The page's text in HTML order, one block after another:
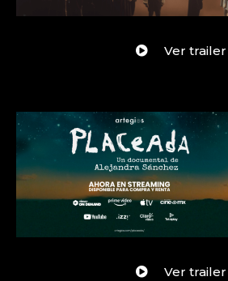
Ver trailer
Ver trailer